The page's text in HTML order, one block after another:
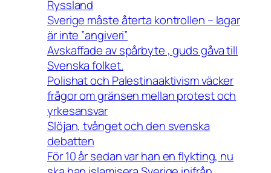
Ryssland
Sverige måste återta kontrollen – lagar
är inte ”angiveri”
Avskaffade av spårbyte , guds gåva till
Svenska folket.
Polishat och Palestinaaktivism väcker
frågor om gränsen mellan protest och
yrkesansvar
Slöjan, tvånget och den svenska
debatten
För 10 år sedan var han en flykting, nu